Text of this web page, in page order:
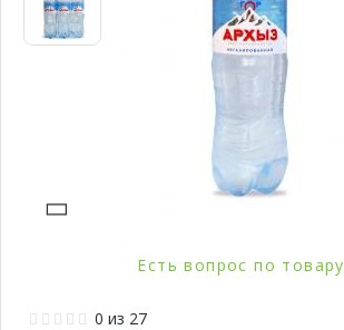
Есть вопрос по товару
0 из 27